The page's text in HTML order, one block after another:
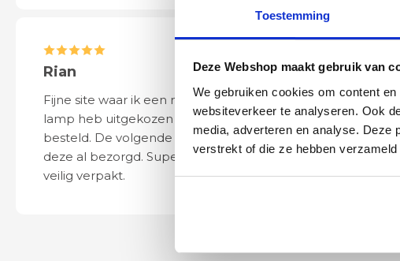
Toestemming
Deze Webshop maakt gebruik van
We gebruiken cookies om content
websiteverkeer te analyseren. Ook
media, adverteren en analyse. Deze
verstrekt of die ze hebben
Rian
Fijne site waar ik een mooie
lamp heb uitgekozen en
besteld. De volgende dag werd
deze al bezorgd. Super netjes en
veilig verpakt.
Anne
Het bestellen, betalen
leveren verliep vlot en
naar wens. Het artikel
mooi en schept veel
ook eenvoudig te